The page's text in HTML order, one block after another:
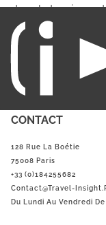
dans le tourisme
du loisirs.
CONTACT
128 Rue La Boétie
75008 Paris
+33 (0)184255682
Contact@Travel-
Du Lundi Au Vendredi